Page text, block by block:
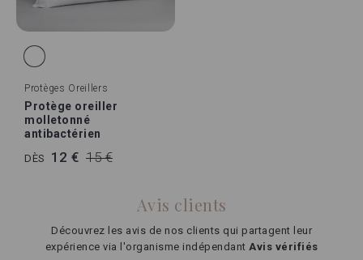
Protèges Oreillers
Protège oreiller
molletonné
antibactérien
DÈS 12 € 15 €
Avis clients
Découvrez les avis de nos clients qui partagent leur
expérience via l'organisme indépendant Avis vérifiés